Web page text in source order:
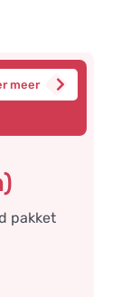
meer
pakket